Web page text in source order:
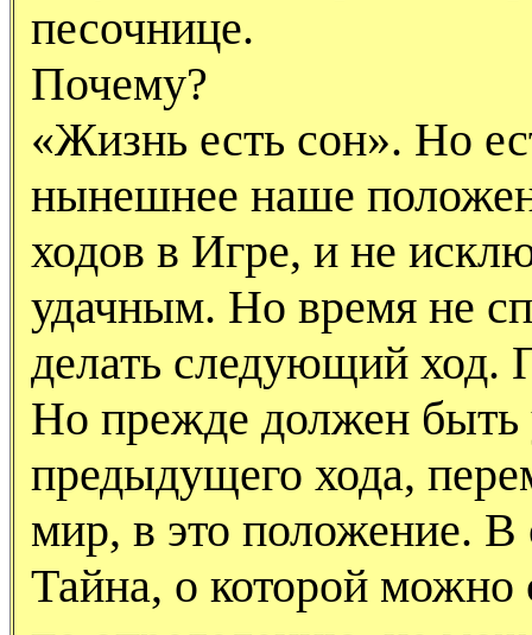
песочнице.
Почему?
«Жизнь есть сон». Но
нынешнее наше
ходов в Игре, и не
удачным. Но время не
делать следующий ход.
Но прежде должен быть
предыдущего хода,
мир, в это положение.
Тайна, о которой можно